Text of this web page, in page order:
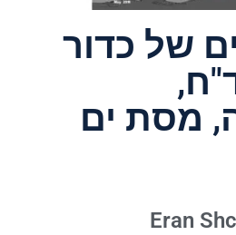
של כדור
מסת ים
Eran